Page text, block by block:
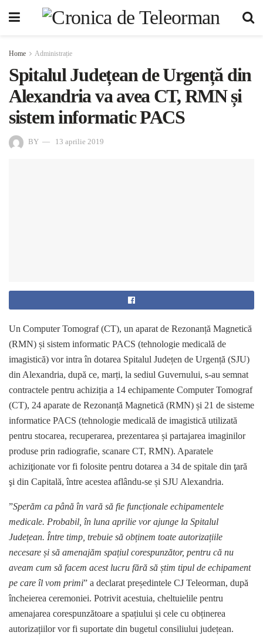
Home Administrație
Spitalul Județean de Urgență din
Alexandria va avea CT, RMN și
sistem informatic PACS
BY 13 aprilie 2019
Un Computer Tomograf (CT), un aparat de Rezonanță Magnetică
(RMN) și sistem informatic PACS (tehnologie medicală de
imagistică) vor intra în dotarea Spitalul Județen de Urgență (SJU)
din Alexandria, după ce, marți, la sediul Guvernului, s-au semnat
contractele pentru achiziția a 14 echipamente Computer Tomograf
(CT), 24 aparate de Rezonanță Magnetică (RMN) și 21 de sisteme
informatice PACS (tehnologie medicală de imagistică utilizată
pentru stocarea, recuperarea, prezentarea și partajarea imaginilor
produse prin radiografie, scanare CT, RMN). Aparatele
achiziţionate vor fi folosite pentru dotarea a 34 de spitale din ţară
şi din Capitală, între acestea aflându-se și SJU Alexandria.
”Sperăm ca până în vară să fie funcționale echipamentele
medicale. Probabil, în luna aprilie vor ajunge la Spitalul
Județean. Între timp, trebuie să obținem toate autorizațiile
necesare și să amenajăm spațiul corespunzător, pentru că nu
aveam cum să facem acest lucru fără să știm tipul de echipament
pe care îl vom primi” a declarat președintele CJ Teleorman, după
încheierea ceremoniei. Potrivit acestuia, cheltuielile pentru
amenajarea corespunzătoare a spațiului și cele cu obținerea
autorizațiilor vor fi suportate din bugetul consiliului județean.